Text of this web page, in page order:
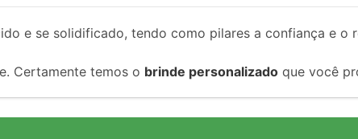
e se solidificado, tendo como pilares a confiança e o
Certamente temos o brinde personalizado que você